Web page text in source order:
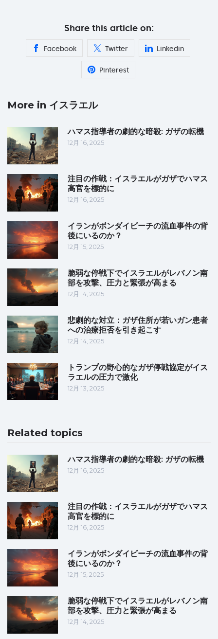
Share this article on:
Facebook Twitter Linkedin
Pinterest
More in イスラエル
ハマス指導者の劇的な暗殺: ガザの転機
12月 16, 2025
注目の作戦：イスラエルがガザでハマス
高官を標的に
12月 16, 2025
イランがボンダイビーチの流血事件の背
後にいるのか？
12月 15, 2025
脆弱な停戦下でイスラエルがレバノン南
部を攻撃、圧力と緊張が高まる
12月 14, 2025
悲劇的な対立：ガザ住所が若いガン患者
への治療拒否を引き起こす
12月 14, 2025
トランプの野心的なガザ停戦協定がイス
ラエルの圧力で激化
12月 13, 2025
Related topics
ハマス指導者の劇的な暗殺: ガザの転機
12月 16, 2025
注目の作戦：イスラエルがガザでハマス
高官を標的に
12月 16, 2025
イランがボンダイビーチの流血事件の背
後にいるのか？
12月 15, 2025
脆弱な停戦下でイスラエルがレバノン南
部を攻撃、圧力と緊張が高まる
12月 14, 2025